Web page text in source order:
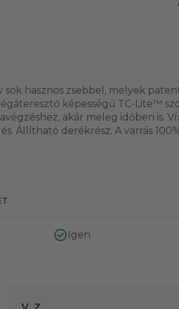
hasznos zsebbel, melyek
képességű TC-Lite™
akár meleg időben is.
Állítható derékrész. A varrás
Igen